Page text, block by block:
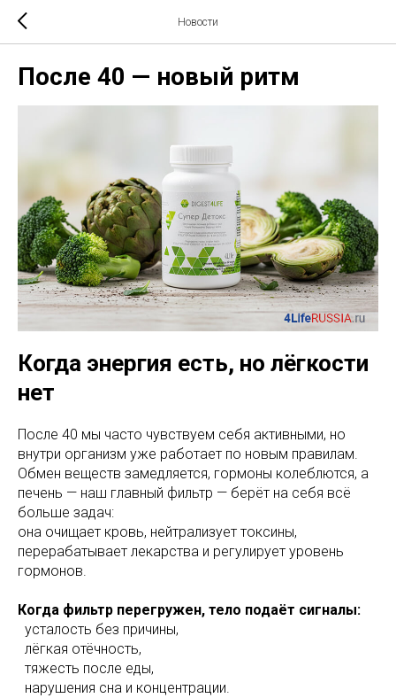
Новости
После 40 — новый ритм
Когда энергия есть, но лёгкости
нет
После 40 мы часто чувствуем себя активными, но
внутри организм уже работает по новым правилам.
Обмен веществ замедляется, гормоны колеблются, а
печень — наш главный фильтр — берёт на себя всё
больше задач:
она очищает кровь, нейтрализует токсины,
перерабатывает лекарства и регулирует уровень
гормонов.
Когда фильтр перегружен, тело подаёт сигналы:
усталость без причины,
лёгкая отёчность,
тяжесть после еды,
нарушения сна и концентрации.